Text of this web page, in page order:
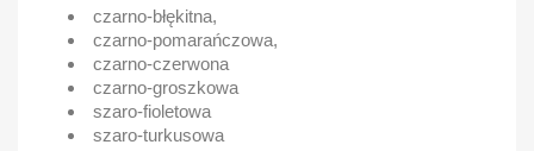
czarno-błękitna,
czarno-pomarańczowa,
czarno-czerwona
czarno-groszkowa
szaro-fioletowa
szaro-turkusowa